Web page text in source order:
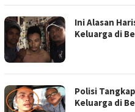
Ini Alasan
Keluarga di
Polisi
Keluarga di